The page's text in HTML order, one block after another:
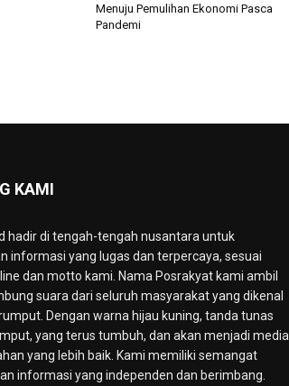
Menuju Pemulihan Ekonomi Pasca
Pandemi
KAMI
hadir di tengah-tengah nusantara untuk
informasi yang lugas dan terpercaya, sesuai
dan motto kami. Nama Posrakyat kami ambil
suara dari seluruh masyarakat yang dikenal
Dengan warna hijau kuning, tanda tunas
yang terus tumbuh, dan akan menjadi media
yang lebih baik. Kami memiliki semangat
informasi yang independen dan berimbang.